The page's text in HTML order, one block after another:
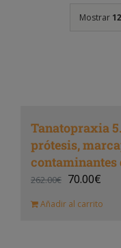
Mostrar
Tanatopraxia
prótesis,
contaminantes
262.00€ 70.00€
Añadir al carrito